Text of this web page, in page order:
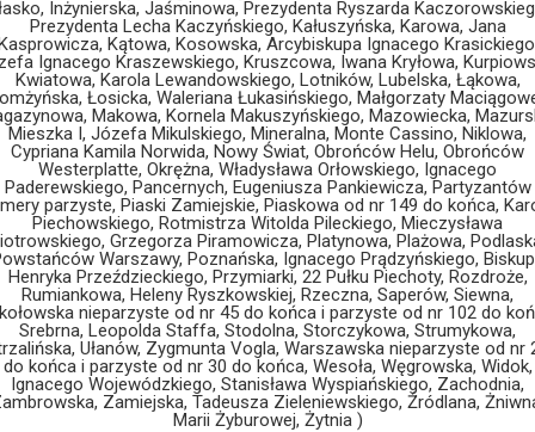
Inżynierska, Jaśminowa, Prezydenta Ryszarda
Prezydenta Lecha Kaczyńskiego, Kałuszyńska, Karowa, Jana
Kątowa, Kosowska, Arcybiskupa Ignacego
Ignacego Kraszewskiego, Kruszcowa, Iwana Kryłowa,
Kwiatowa, Karola Lewandowskiego, Lotników, Lubelska, Łąkowa,
Łosicka, Waleriana Łukasińskiego, Małgorzaty
Makowa, Kornela Makuszyńskiego, Mazowiecka,
Mieszka I, Józefa Mikulskiego, Mineralna, Monte Cassino, Niklowa,
Cypriana Kamila Norwida, Nowy Świat, Obrońców Helu, Obrońców
Westerplatte, Okrężna, Władysława Orłowskiego, Ignacego
Paderewskiego, Pancernych, Eugeniusza Pankiewicza, Partyzantów
parzyste, Piaski Zamiejskie, Piaskowa od nr 149 do końca,
Piechowskiego, Rotmistrza Witolda Pileckiego, Mieczysława
Grzegorza Piramowicza, Platynowa, Plażowa,
Warszawy, Poznańska, Ignacego Prądzyńskiego,
Henryka Przeździeckiego, Przymiarki, 22 Pułku Piechoty, Rozdroże,
Rumiankowa, Heleny Ryszkowskiej, Rzeczna, Saperów, Siewna,
nieparzyste od nr 45 do końca i parzyste od nr 102 do
Srebrna, Leopolda Staffa, Stodolna, Storczykowa, Strumykowa,
Ułanów, Zygmunta Vogla, Warszawska nieparzyste od nr
do końca i parzyste od nr 30 do końca, Wesoła, Węgrowska, Widok,
Ignacego Wojewódzkiego, Stanisława Wyspiańskiego, Zachodnia,
Zamiejska, Tadeusza Zieleniewskiego, Źródlana,
Marii Żyburowej, Żytnia )